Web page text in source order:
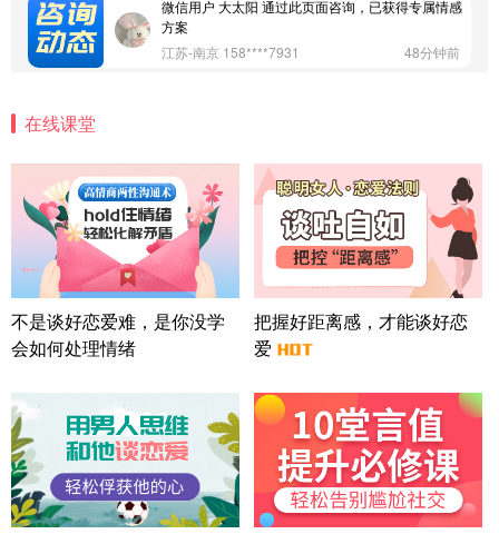
微信用户 大太阳 通过此页面咨询，已获得专属情感
方案
江苏-南京 158****7931
48分钟前
情感方案
北京-朝阳 151****3189
22分钟前
微信用户 巧?媚儿 通过此页面咨询，已获得专属情感
方案
上海-浦东 177****9074
56分钟前
微信用户 Liberty 通过此页面咨询，已获得专属情感
方案
广东-广州 188****5632
湖北-武汉 135****7410
41分钟前
微信用户 困困魚? 通过此页面咨询，已获得专属情感
方案
陕西-西安 139****6283
3分钟前
在线课堂
不是谈好恋爱难，是你没学
会如何处理情绪
把握好距离感，才能谈好恋
爱